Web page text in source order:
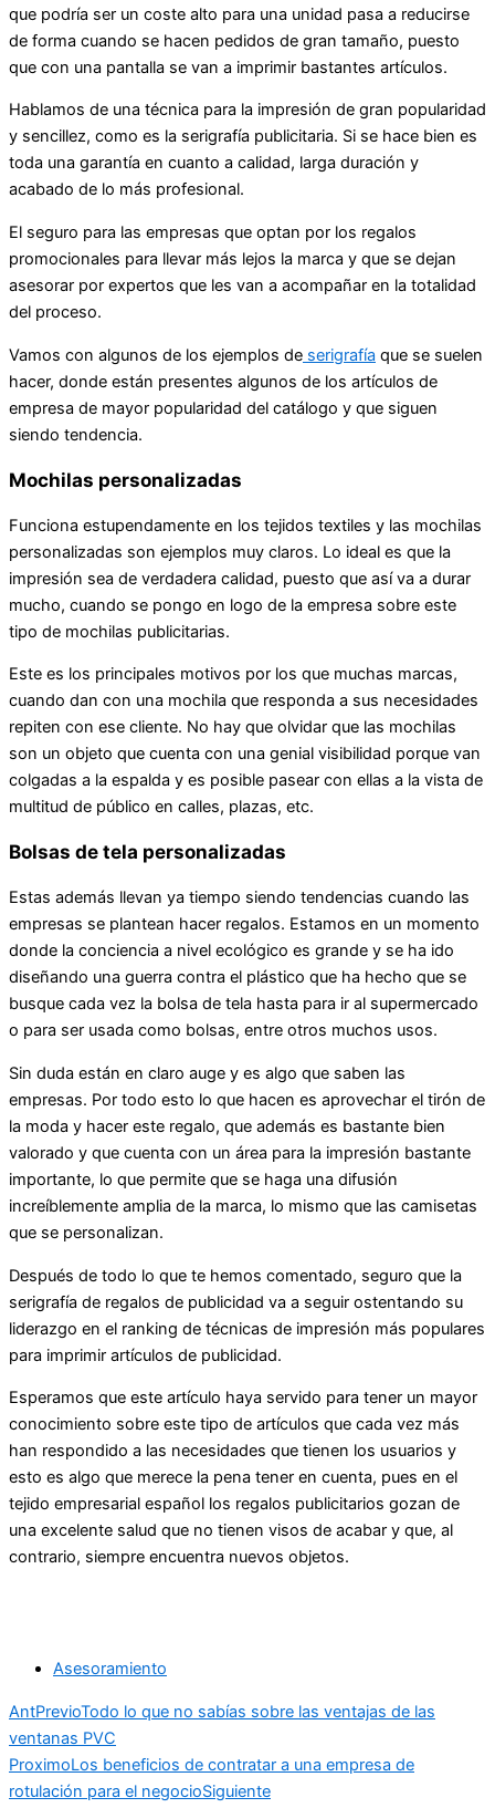
que podría ser un coste alto para una unidad pasa a reducirse
de forma cuando se hacen pedidos de gran tamaño, puesto
que con una pantalla se van a imprimir bastantes artículos.
Hablamos de una técnica para la impresión de gran popularidad
y sencillez, como es la serigrafía publicitaria. Si se hace bien es
toda una garantía en cuanto a calidad, larga duración y
acabado de lo más profesional.
El seguro para las empresas que optan por los regalos
promocionales para llevar más lejos la marca y que se dejan
asesorar por expertos que les van a acompañar en la totalidad
del proceso.
Vamos con algunos de los ejemplos de serigrafía que se suelen
hacer, donde están presentes algunos de los artículos de
empresa de mayor popularidad del catálogo y que siguen
siendo tendencia.
Mochilas personalizadas
Funciona estupendamente en los tejidos textiles y las mochilas
personalizadas son ejemplos muy claros. Lo ideal es que la
impresión sea de verdadera calidad, puesto que así va a durar
mucho, cuando se pongo en logo de la empresa sobre este
tipo de mochilas publicitarias.
Este es los principales motivos por los que muchas marcas,
cuando dan con una mochila que responda a sus necesidades
repiten con ese cliente. No hay que olvidar que las mochilas
son un objeto que cuenta con una genial visibilidad porque van
colgadas a la espalda y es posible pasear con ellas a la vista de
multitud de público en calles, plazas, etc.
Bolsas de tela personalizadas
Estas además llevan ya tiempo siendo tendencias cuando las
empresas se plantean hacer regalos. Estamos en un momento
donde la conciencia a nivel ecológico es grande y se ha ido
diseñando una guerra contra el plástico que ha hecho que se
busque cada vez la bolsa de tela hasta para ir al supermercado
o para ser usada como bolsas, entre otros muchos usos.
Sin duda están en claro auge y es algo que saben las
empresas. Por todo esto lo que hacen es aprovechar el tirón de
la moda y hacer este regalo, que además es bastante bien
valorado y que cuenta con un área para la impresión bastante
importante, lo que permite que se haga una difusión
increíblemente amplia de la marca, lo mismo que las camisetas
que se personalizan.
Después de todo lo que te hemos comentado, seguro que la
serigrafía de regalos de publicidad va a seguir ostentando su
liderazgo en el ranking de técnicas de impresión más populares
para imprimir artículos de publicidad.
Esperamos que este artículo haya servido para tener un mayor
conocimiento sobre este tipo de artículos que cada vez más
han respondido a las necesidades que tienen los usuarios y
esto es algo que merece la pena tener en cuenta, pues en el
tejido empresarial español los regalos publicitarios gozan de
una excelente salud que no tienen visos de acabar y que, al
contrario, siempre encuentra nuevos objetos.
Asesoramiento
AntPrevioTodo lo que no sabías sobre las ventajas de las
ventanas PVC
ProximoLos beneficios de contratar a una empresa de
rotulación para el negocioSiguiente